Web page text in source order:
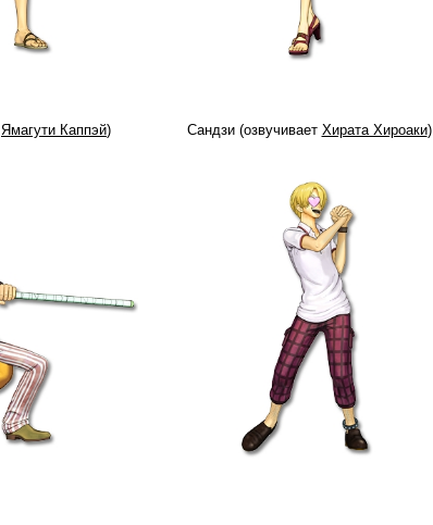
Ямагути Каппэй) Сандзи (озвучивает Хирата Хироаки)